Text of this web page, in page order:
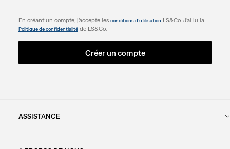
En créant un compte, j’accepte les conditions d’utilisation LS&Co. J’ai lu la
Politique de confidentialitéde LS&Co.
Créer un compte
ASSISTANCE